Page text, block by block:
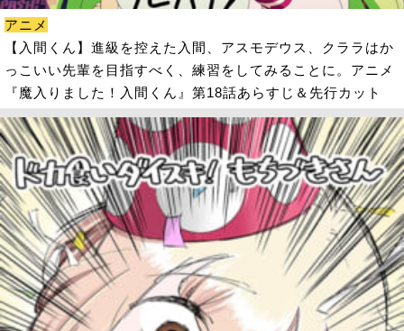
アニメ
【入間くん】進級を控えた入間、アスモデウス、クララはか
っこいい先輩を目指すべく、練習をしてみることに。アニメ
『魔入りました！入間くん』第18話あらすじ＆先行カット